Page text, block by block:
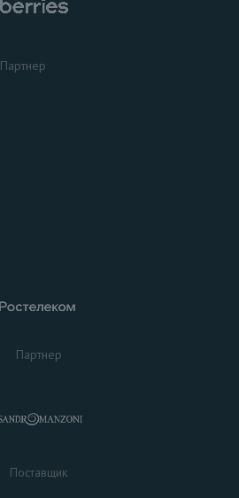
Партнер
Партнер
Поставщик